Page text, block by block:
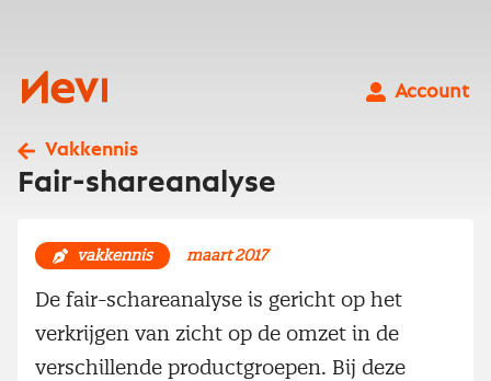
Nevi
Account
Vakkennis
Fair-shareanalyse
vakkennis maart 2017
De fair-schareanalyse is gericht op het
verkrijgen van zicht op de omzet in de
verschillende productgroepen. Bij deze